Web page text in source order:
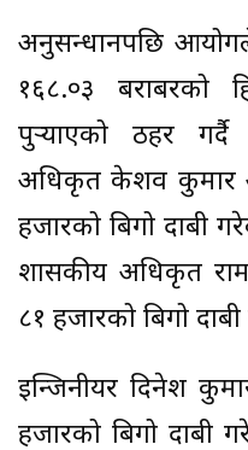
अनुसन्धानपछि
१६८.०३ बराबरको
पुर्‍याएको ठहर गर्दै
अधिकृत केशव कुमार
हजारको बिगो दाबी
प्रशासकीय अधिकृत
८१ हजारको बिगो
इन्जिनीयर दिनेश
हजारको बिगो दाबी